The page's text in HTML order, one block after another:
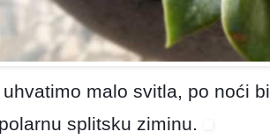
malo svitla, po noći
splitsku ziminu.